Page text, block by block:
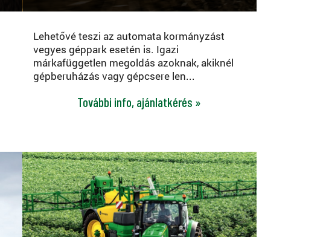
Lehetővé teszi az automata kormányzást
vegyes géppark esetén is. Igazi
márkafüggetlen megoldás azoknak, akiknél
gépberuházás vagy gépcsere len...
További info, ajánlatkérés »